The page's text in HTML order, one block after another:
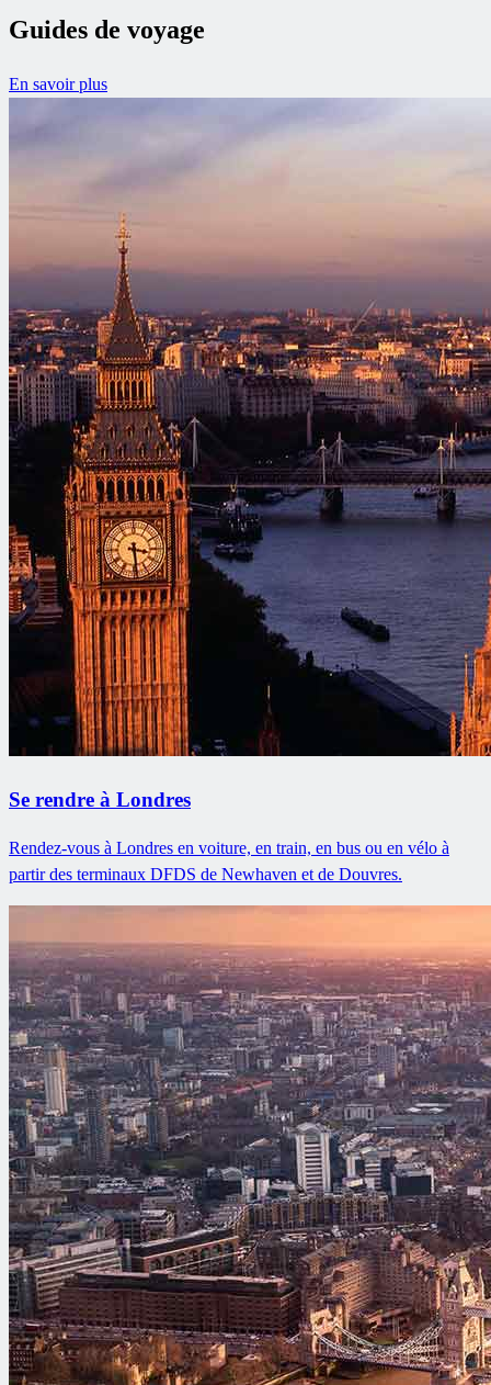
Guides de voyage
En savoir plus
Se rendre à Londres
Rendez-vous à Londres en voiture, en train, en bus ou en vélo à
partir des terminaux DFDS de Newhaven et de Douvres.